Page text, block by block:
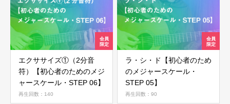
エクササイズ①（2分音
符）【初心者のためのメジ
ャースケール・STEP 06】
再生回数：140
ラ・シ・ド【初心者のため
のメジャースケール・
STEP 05】
再生回数：90